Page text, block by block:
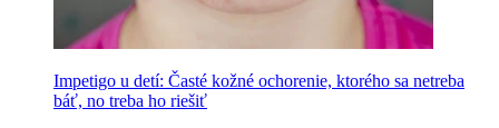
Impetigo u detí: Časté kožné ochorenie, ktorého sa netreba
báť, no treba ho riešiť